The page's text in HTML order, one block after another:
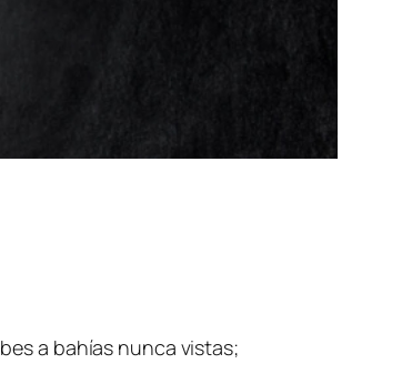
a bahías nunca vistas;